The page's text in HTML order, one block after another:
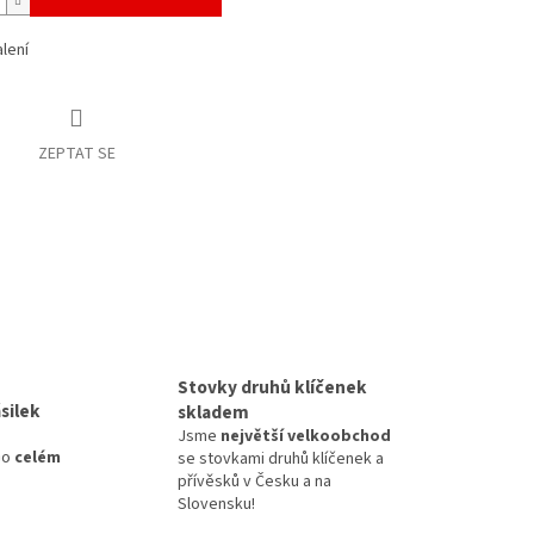
ZEPTAT SE
celém
Stovky druhů klíčenek
skladem
Jsme největší velkoobchod
se stovkami druhů klíčenek a
přívěsků v Česku a na
Slovensku!